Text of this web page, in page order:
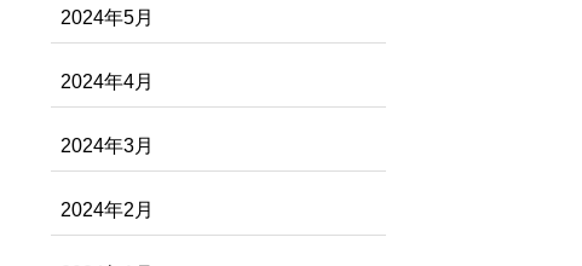
2024年5月
2024年4月
2024年3月
2024年2月